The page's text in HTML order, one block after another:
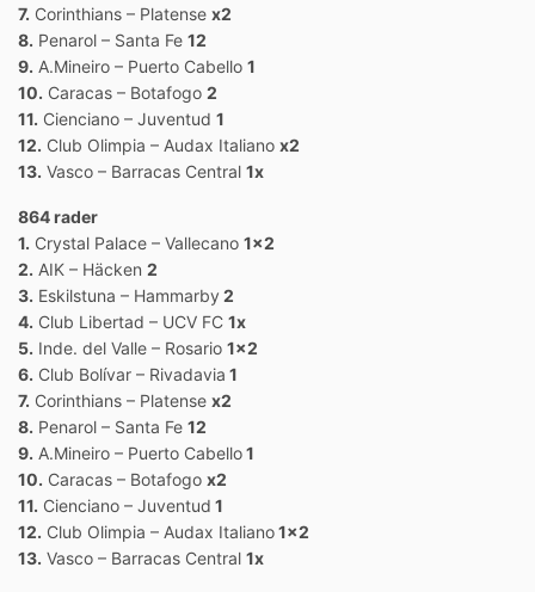
7. Corinthians – Platense x2
8. Penarol – Santa Fe 12
9. A.Mineiro – Puerto Cabello 1
10. Caracas – Botafogo 2
11. Cienciano – Juventud 1
12. Club Olimpia – Audax Italiano x2
13. Vasco – Barracas Central 1x
864 rader
1. Crystal Palace – Vallecano 1×2
2. AIK – Häcken 2
3. Eskilstuna – Hammarby 2
4. Club Libertad – UCV FC 1x
5. Inde. del Valle – Rosario 1×2
6. Club Bolívar – Rivadavia 1
7. Corinthians – Platense x2
8. Penarol – Santa Fe 12
9. A.Mineiro – Puerto Cabello1
10. Caracas – Botafogo x2
11. Cienciano – Juventud 1
12. Club Olimpia – Audax Italiano1×2
13. Vasco – Barracas Central 1x